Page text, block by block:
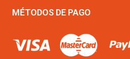
MÉTODOS DE PAGO